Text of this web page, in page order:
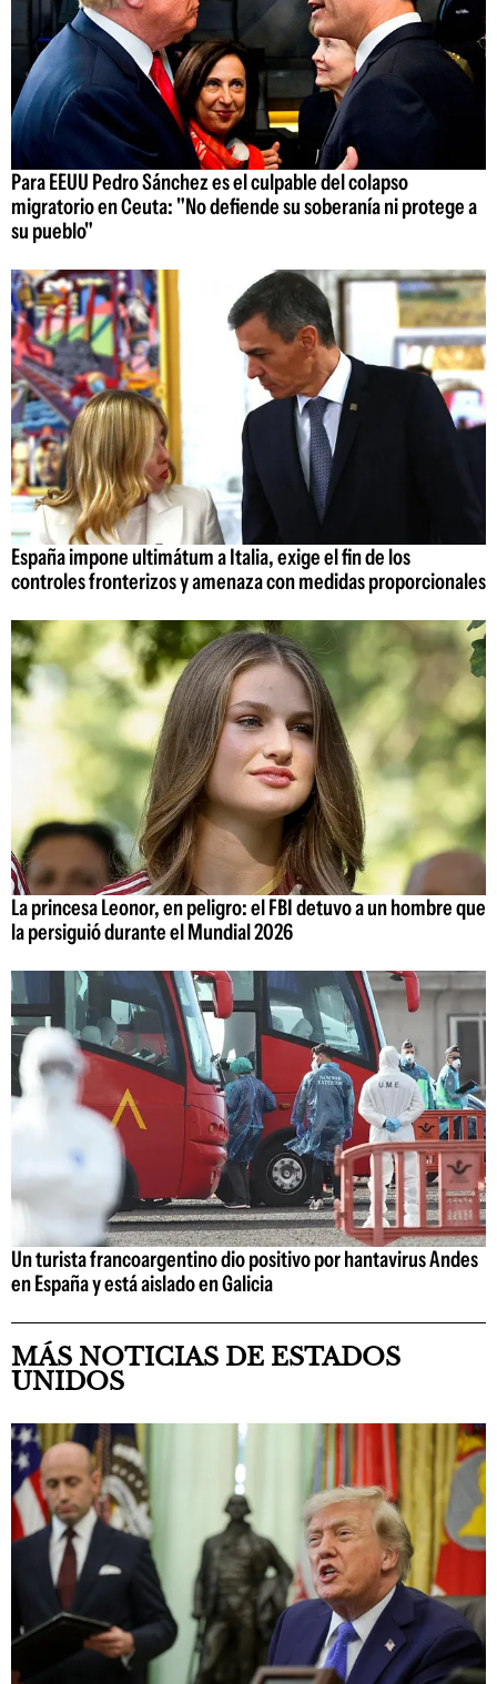
Para EEUU Pedro Sánchez es el culpable del colapso
migratorio en Ceuta: "No defiende su soberanía ni protege a
su pueblo"
España impone ultimátum a Italia, exige el fin de los
controles fronterizos y amenaza con medidas proporcionales
La princesa Leonor, en peligro: el FBI detuvo a un hombre que
la persiguió durante el Mundial 2026
Un turista francoargentino dio positivo por hantavirus Andes
en España y está aislado en Galicia
MÁS NOTICIAS DE ESTADOS
UNIDOS